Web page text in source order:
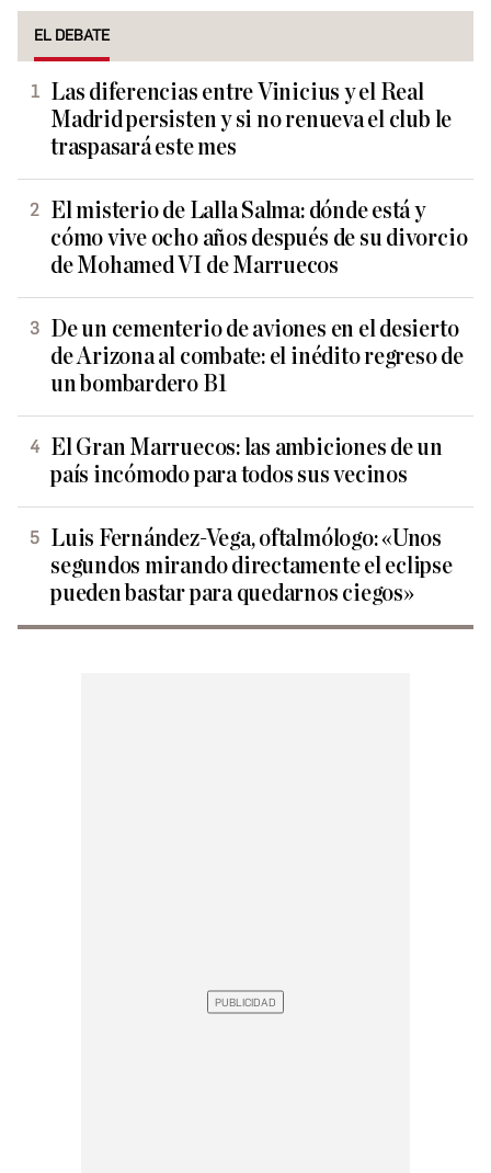
EL DEBATE
Las diferencias entre Vinicius y el Real
Madrid persisten y si no renueva el club le
traspasará este mes
El misterio de Lalla Salma: dónde está y
cómo vive ocho años después de su divorcio
de Mohamed VI de Marruecos
De un cementerio de aviones en el desierto
de Arizona al combate: el inédito regreso de
un bombardero B1
El Gran Marruecos: las ambiciones de un
país incómodo para todos sus vecinos
Luis Fernández-Vega, oftalmólogo: «Unos
segundos mirando directamente el eclipse
pueden bastar para quedarnos ciegos»